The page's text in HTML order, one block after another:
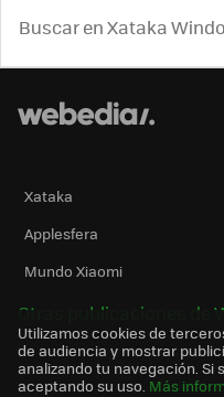
Xataka
Applesfera
Mundo Xiaomi
Otras publicaciones de
Utilizamos cookies de
de audiencia y mostrar
analizando tu navegación. Si
aceptando su uso. Más